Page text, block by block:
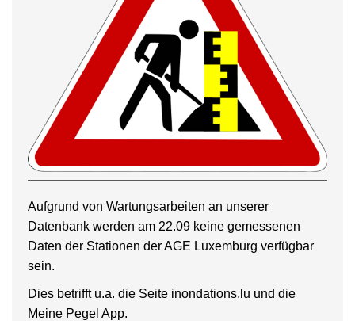
Aufgrund von Wartungsarbeiten an unserer
Datenbank werden am 22.09 keine gemessenen
Daten der Stationen der AGE Luxemburg verfügbar
sein.
Dies betrifft u.a. die Seite inondations.lu und die
Meine Pegel App.